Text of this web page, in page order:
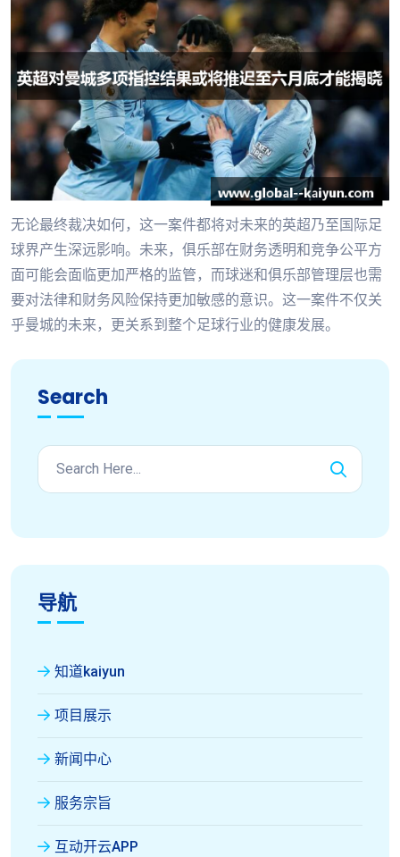
无论最终裁决如何，这一案件都将对未来的英超乃至国际足
球界产生深远影响。未来，俱乐部在财务透明和竞争公平方
面可能会面临更加严格的监管，而球迷和俱乐部管理层也需
要对法律和财务风险保持更加敏感的意识。这一案件不仅关
乎曼城的未来，更关系到整个足球行业的健康发展。
Search
导航
知道kaiyun
项目展示
新闻中心
服务宗旨
互动开云APP